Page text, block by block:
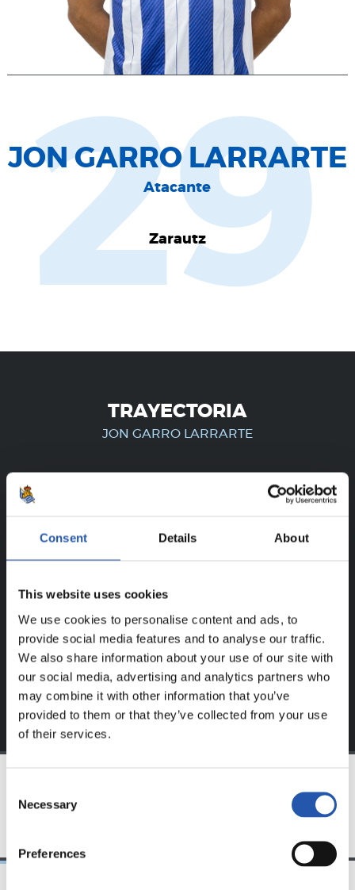
Consent Details About
This website uses cookies
We use cookies to personalise content and ads, to
provide social media features and to analyse our traffic.
We also share information about your use of our site with
our social media, advertising and analytics partners who
may combine it with other information that you’ve
provided to them or that they’ve collected from your use
of their services.
Selection
Necessary
Preferences
JON GARRO LARRARTE
Atacante
Zarautz
29
TRAYECTORIA
JON GARRO LARRARTE
¡SOLO PARA USUARIOS
REGISTRADOS!
nuestra web.
Regístrate haciendo clic en elLoginy disfruta de
contenido exclusivo para ti.